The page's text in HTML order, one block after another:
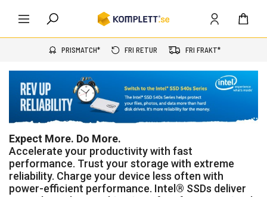
PRISMATCH* FRI RETUR FRI FRAKT*
Expect More. Do More.
Accelerate your productivity with fast
performance. Trust your storage with extreme
reliability. Charge your device less often with
power-efficient performance. Intel® SSDs deliver